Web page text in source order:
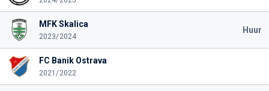
MFK Skalica
2023/2024
Huur
FC Banik Ostrava
2021/2022